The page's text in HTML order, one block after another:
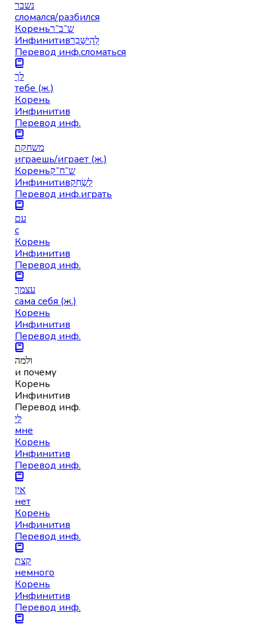
נשבר
сломался/разбился
Кореньש־ב־ר
Инфинитивלְהִישָּׁבֵר
Перевод инф.сломаться
לך
тебе (ж.)
Корень
Инфинитив
Перевод инф.
משחקת
играешь/играет (ж.)
Кореньש־ח־ק
Инфинитивלְשַׂחֵק
Перевод инф.играть
עם
с
Корень
Инфинитив
Перевод инф.
עצמך
сама себя (ж.)
Корень
Инфинитив
Перевод инф.
ולמה
и почему
Корень
Инфинитив
Перевод инф.
לי
мне
Корень
Инфинитив
Перевод инф.
אין
нет
Корень
Инфинитив
Перевод инф.
קצת
немного
Корень
Инфинитив
Перевод инф.